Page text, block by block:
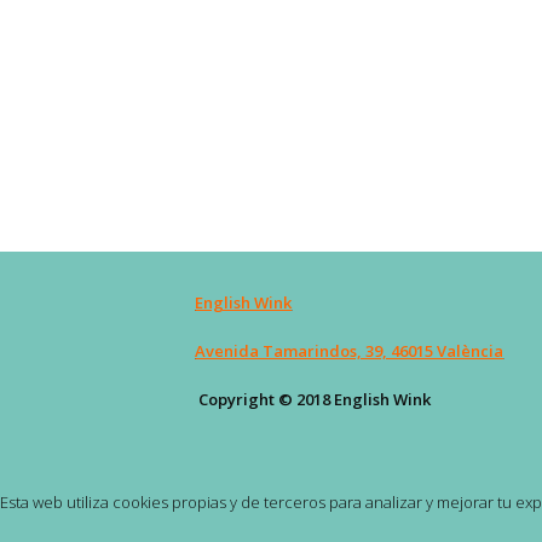
English Wink
Avenida Tamarindos, 39, 46015 València
Copyright © 2018 English Wink
Esta web utiliza cookies propias y de terceros para analizar y mejorar tu